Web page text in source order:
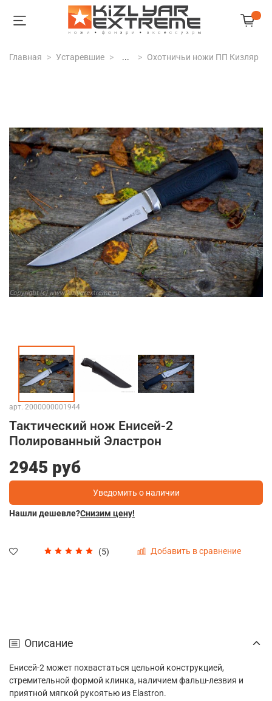
Главная Устаревшие ... Охотничьи ножи ПП Кизляр
арт. 2000000001944
Тактический нож Енисей-2
Полированный Эластрон
(5) Добавить в сравнение
2945 руб
Уведомить о наличии
Нашли дешевле?Снизим цену!
Описание
Енисей-2 может похвастаться цельной конструкцией,
стремительной формой клинка, наличием фальш-лезвия и
приятной мягкой рукоятью из Elastron.